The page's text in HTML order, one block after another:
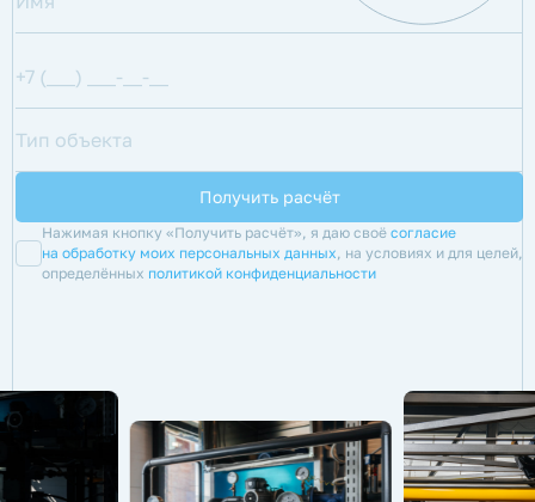
Нажимая кнопку «Получить расчёт», я даю своё согласие
на обработку моих персональных данных, на условиях и для целей,
определённых политикой конфиденциальности